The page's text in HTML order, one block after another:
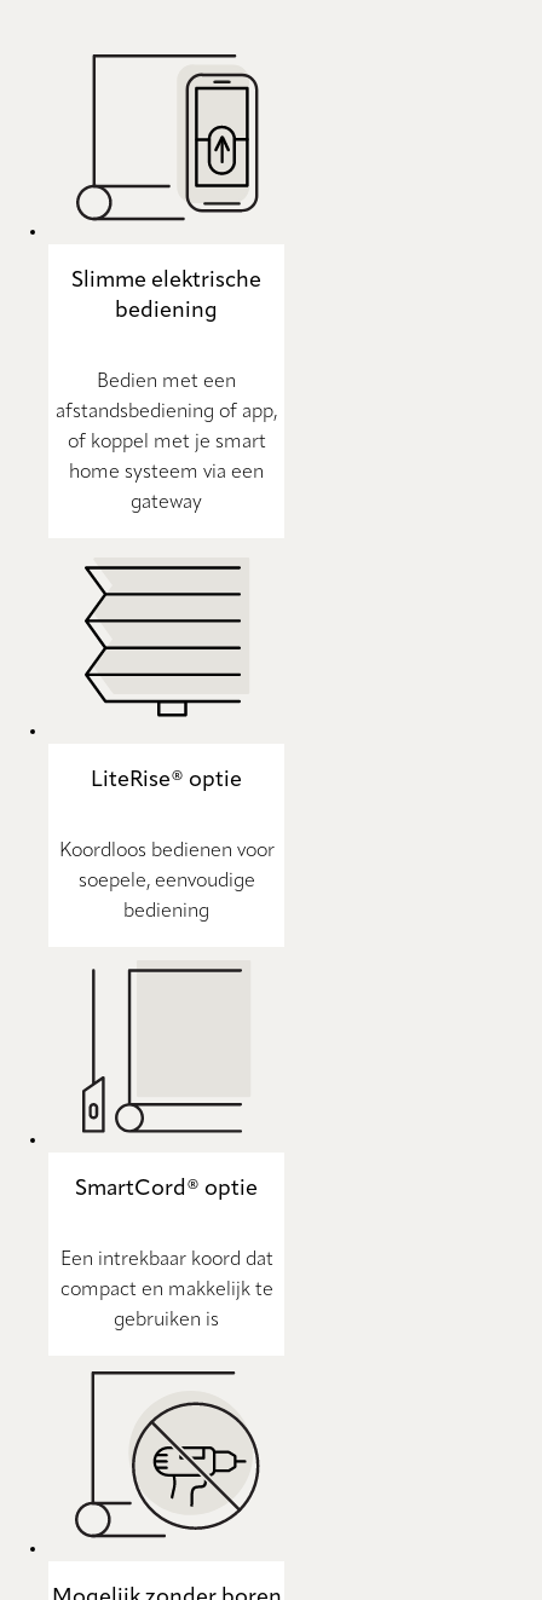
Slimme elektrische
bediening
Bedien met een
afstandsbediening of app,
of koppel met je smart
home systeem via een
gateway
LiteRise® optie
Koordloos bedienen voor
soepele, eenvoudige
bediening
SmartCord® optie
Een intrekbaar koord dat
compact en makkelijk te
gebruiken is